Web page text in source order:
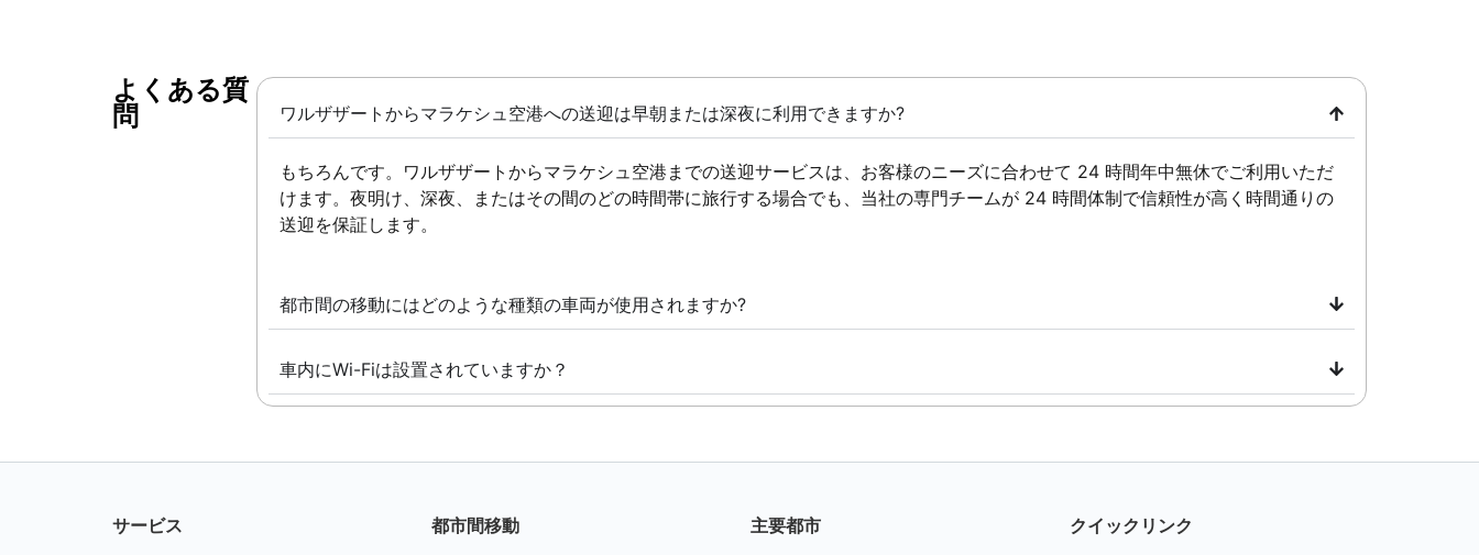
よくある質
問 ​
ワルザザートからマラケシュ空港への送迎は早朝または深夜に利用できますか?
もちろんです。ワルザザートからマラケシュ空港までの送迎サービスは、お客様のニーズに合わせて 24 時間年中無休でご利用いただ
けます。夜明け、深夜、またはその間のどの時間帯に旅行する場合でも、当社の専門チームが 24 時間体制で信頼性が高く時間通りの
送迎を保証します。
都市間の移動にはどのような種類の車両が使用されますか?
車内にWi-Fiは設置されていますか？
サービス
都市間移動
主要都市
クイックリンク